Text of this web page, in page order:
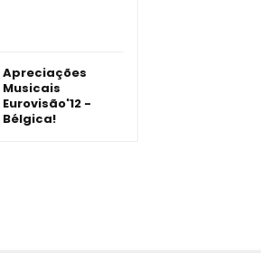
Apreciações
Musicais
Eurovisão'12 -
Bélgica!